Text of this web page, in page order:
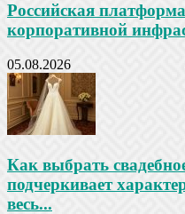
Российская
корпоративной
05.08.2026
Как выбрать
подчеркивает
весь...